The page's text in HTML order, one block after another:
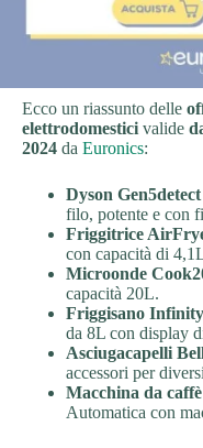
Ecco un riassunto delle
elettrodomestici valide
2024 da Euronics:
Dyson Gen5detect
filo, potente e con
Friggitrice
con capacità di
Microonde
capacità 20L.
Friggisano Infinity
da 8L con display
Asciugacapelli
accessori per
Macchina da
Automatica con